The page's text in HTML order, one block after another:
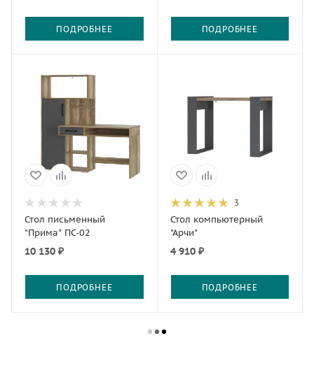
ПОДРОБНЕЕ ПОДРОБНЕЕ
Стол письменный
"Прима" ПС-02
10 130 ₽
ПОДРОБНЕЕ
3
Стол компьютерный
"Арчи"
4 910 ₽
ПОДРОБНЕЕ